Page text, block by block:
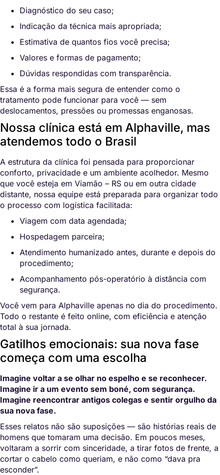
Diagnóstico do seu caso;
Indicação da técnica mais apropriada;
Estimativa de quantos fios você precisa;
Valores e formas de pagamento;
Dúvidas respondidas com transparência.
Essa é a forma mais segura de entender como o
tratamento pode funcionar para você — sem
deslocamentos, pressões ou promessas enganosas.
Nossa clínica está em Alphaville, mas
atendemos todo o Brasil
A estrutura da clínica foi pensada para proporcionar
conforto, privacidade e um ambiente acolhedor. Mesmo
que você esteja em Viamão – RS ou em outra cidade
distante, nossa equipe está preparada para organizar todo
o processo com logística facilitada:
Viagem com data agendada;
Hospedagem parceira;
Atendimento humanizado antes, durante e depois do
procedimento;
Acompanhamento pós-operatório à distância com
segurança.
Você vem para Alphaville apenas no dia do procedimento.
Todo o restante é feito online, com eficiência e atenção
total à sua jornada.
Gatilhos emocionais: sua nova fase
começa com uma escolha
Imagine voltar a se olhar no espelho e se reconhecer.
Imagine ir a um evento sem boné, com segurança.
Imagine reencontrar antigos colegas e sentir orgulho da
sua nova fase.
Esses relatos não são suposições — são histórias reais de
homens que tomaram uma decisão. Em poucos meses,
voltaram a sorrir com sinceridade, a tirar fotos de frente, a
cortar o cabelo como queriam, e não como “dava pra
esconder”.